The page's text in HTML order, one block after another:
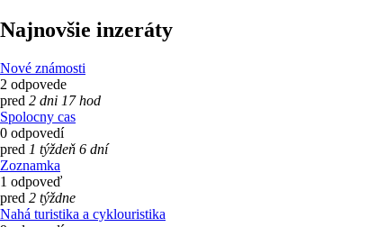
Najnovšie inzeráty
Nové známosti
2 odpovede
pred 2 dni 17 hod
Spolocny cas
0 odpovedí
pred 1 týždeň 6 dní
Zoznamka
1 odpoveď
pred 2 týždne
Nahá turistika a cyklouristika